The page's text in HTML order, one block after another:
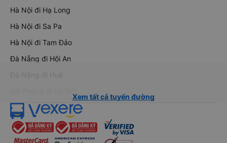
Hà Nội đi Hạ Long
Hà Nội đi Sa Pa
Hà Nội đi Tam Đảo
Đà Nẵng đi Hội An
Đà Nẵng đi Huế
Xem tất cả tuyến đường